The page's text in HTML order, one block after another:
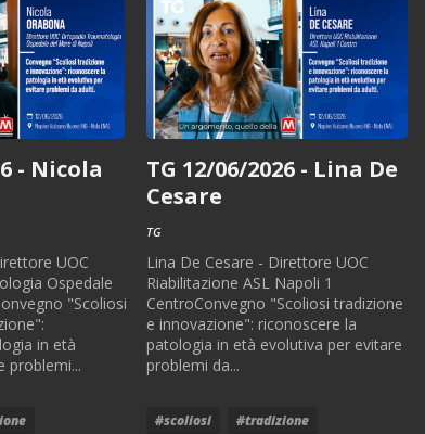
- Nicola
UOC
Ospedale
"Scoliosi
in età
problemi...
TG 12/06/2026 - Lina De
Cesare
TG
Lina De Cesare - Direttore UOC
Riabilitazione ASL Napoli 1
CentroConvegno "Scoliosi tradizione
e innovazione": riconoscere la
patologia in età evolutiva per evitare
problemi da...
#scoliosi
#tradizione